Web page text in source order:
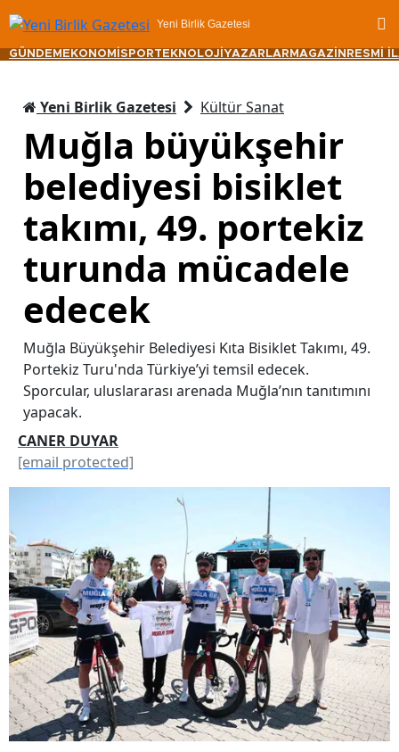
Yeni Birlik Gazetesi
GÜNDEM EKONOMİ SPORTEKNOLOJİ YAZARLAR MAGAZİN RESMİ
Yeni Birlik Gazetesi Kültür Sanat
Muğla büyükşehir
belediyesi bisiklet
takımı, 49. portekiz
turunda mücadele
edecek
Muğla Büyükşehir Belediyesi Kıta Bisiklet Takımı, 49.
Portekiz Turu'nda Türkiye’yi temsil edecek.
Sporcular, uluslararası arenada Muğla’nın tanıtımını
yapacak.
CANER DUYAR
[email protected]